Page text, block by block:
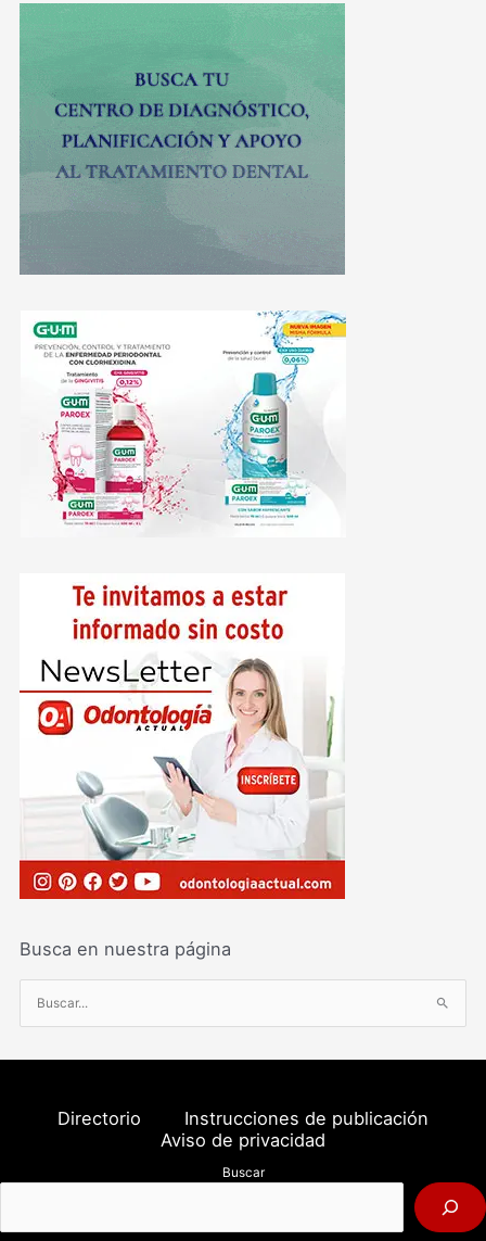
Busca en nuestra página
u
s
o
:
Directorio
Instrucciones de publicación
Aviso de privacidad
Buscar